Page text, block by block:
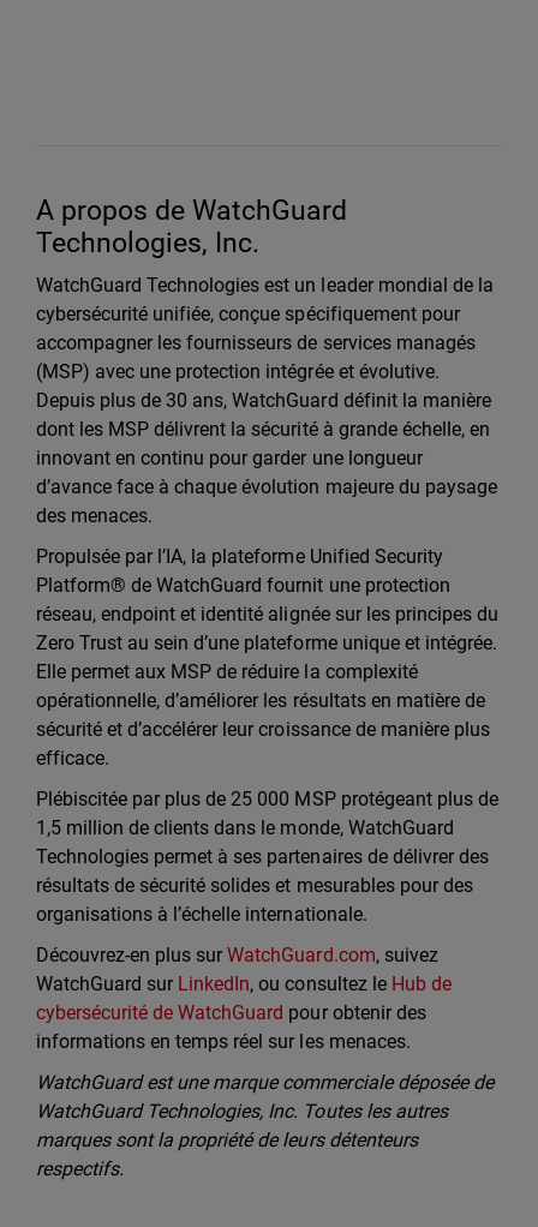
A propos de WatchGuard
Technologies, Inc.
WatchGuard Technologies est un leader mondial de la
cybersécurité unifiée, conçue spécifiquement pour
accompagner les fournisseurs de services managés
(MSP) avec une protection intégrée et évolutive.
Depuis plus de 30 ans, WatchGuard définit la manière
dont les MSP délivrent la sécurité à grande échelle, en
innovant en continu pour garder une longueur
d’avance face à chaque évolution majeure du paysage
des menaces.
Propulsée par l’IA, la plateforme Unified Security
Platform® de WatchGuard fournit une protection
réseau, endpoint et identité alignée sur les principes du
Zero Trust au sein d’une plateforme unique et intégrée.
Elle permet aux MSP de réduire la complexité
opérationnelle, d’améliorer les résultats en matière de
sécurité et d’accélérer leur croissance de manière plus
efficace.
Plébiscitée par plus de 25 000 MSP protégeant plus de
1,5 million de clients dans le monde, WatchGuard
Technologies permet à ses partenaires de délivrer des
résultats de sécurité solides et mesurables pour des
organisations à l’échelle internationale.
Découvrez-en plus surWatchGuard.com, suivez
WatchGuard sur LinkedIn, ou consultez le Hub de
cybersécurité de WatchGuard pour obtenir des
informations en temps réel sur les menaces.
WatchGuard est une marque commerciale déposée de
WatchGuard Technologies, Inc. Toutes les autres
marques sont la propriété de leurs détenteurs
respectifs.